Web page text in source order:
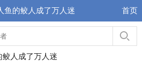
鱼的鲛人成了万人迷 首页
鲛人成了万人迷